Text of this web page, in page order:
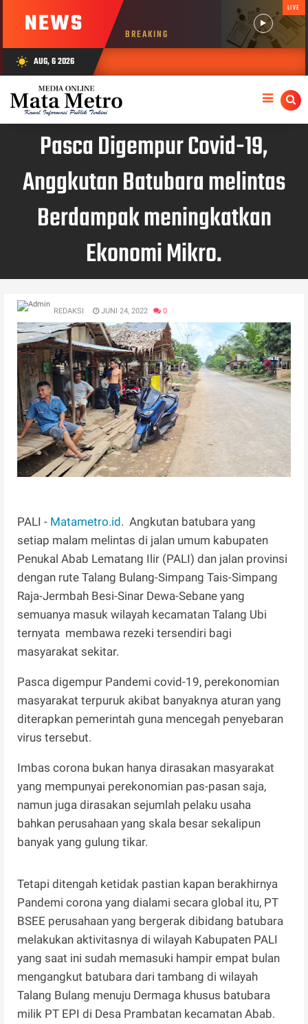
NEWS BREAKING
LIVE
wb_sunny AUG, 6 2026
Pasca Digempur Covid-19,
Anggkutan Batubara melintas
Berdampak meningkatkan
Ekonomi Mikro.
REDAKSI JUNI 24, 2022 0
PALI - Matametro.id. Angkutan batubara yang
setiap malam melintas di jalan umum kabupaten
Penukal Abab Lematang Ilir (PALI) dan jalan provinsi
dengan rute Talang Bulang-Simpang Tais-Simpang
Raja-Jermbah Besi-Sinar Dewa-Sebane yang
semuanya masuk wilayah kecamatan Talang Ubi
ternyata membawa rezeki tersendiri bagi
masyarakat sekitar.
Pasca digempur Pandemi covid-19, perekonomian
masyarakat terpuruk akibat banyaknya aturan yang
diterapkan pemerintah guna mencegah penyebaran
virus tersebut.
Imbas corona bukan hanya dirasakan masyarakat
yang mempunyai perekonomian pas-pasan saja,
namun juga dirasakan sejumlah pelaku usaha
bahkan perusahaan yang skala besar sekalipun
banyak yang gulung tikar.
Tetapi ditengah ketidak pastian kapan berakhirnya
Pandemi corona yang dialami secara global itu, PT
BSEE perusahaan yang bergerak dibidang batubara
melakukan aktivitasnya di wilayah Kabupaten PALI
yang saat ini sudah memasuki hampir empat bulan
mengangkut batubara dari tambang di wilayah
Talang Bulang menuju Dermaga khusus batubara
milik PT EPI di Desa Prambatan kecamatan Abab.